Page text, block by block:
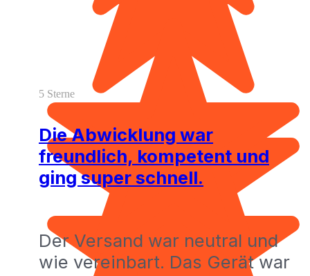
5 Sterne
Die Abwicklung war
freundlich, kompetent und
ging super schnell.
Der Versand war neutral und
wie vereinbart. Das Gerät war